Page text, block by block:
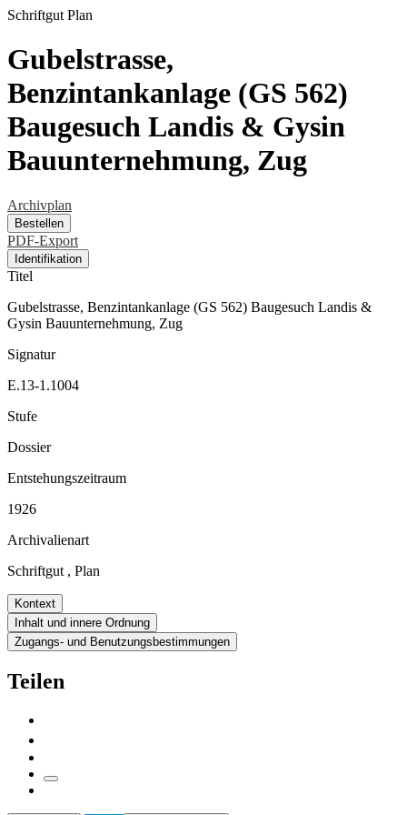
Schriftgut Plan
Gubelstrasse,
Benzintankanlage (GS 562)
Baugesuch Landis & Gysin
Bauunternehmung, Zug
Archivplan
Bestellen
PDF-Export
Identifikation
Titel
Gubelstrasse, Benzintankanlage (GS 562) Baugesuch Landis &
Gysin Bauunternehmung, Zug
Signatur
E.13-1.1004
Stufe
Dossier
Entstehungszeitraum
1926
Archivalienart
Schriftgut , Plan
Kontext
Inhalt und innere Ordnung
Zugangs- und Benutzungsbestimmungen
Teilen